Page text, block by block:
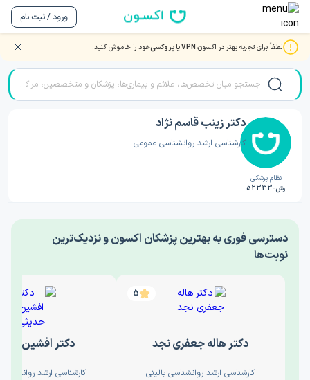
ورود / ثبت نام
لطفاً برای تجربه بهتر در اکسون،VPN یا پروکسی خود را خاموش کنید. صفحه اصلی/دکتر روانشناسی/دکتر زینب قاسم نژاد
نظام پزشکی
رش-52333
دکتر زینب قاسم نژاد
کارشناسی ارشد روانشناسی عمومی
‎دسترسی فوری به بهترین پزشکان اکسون و نزدیک‌ترین
نوبت‌ها
5
دکتر هاله جعفری نجد
کارشناسی ارشد روانشناسی بالینی
دکتر افشین
کارشناسی ارشد